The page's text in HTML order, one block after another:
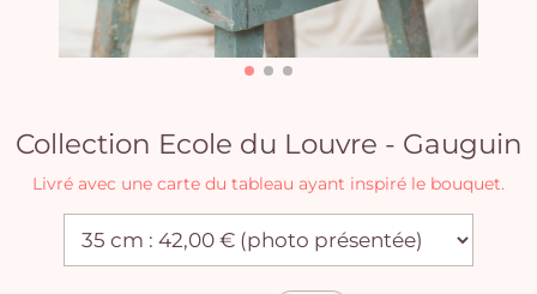
Collection Ecole du Louvre - Gauguin
Livré avec une carte du tableau ayant inspiré le bouquet.